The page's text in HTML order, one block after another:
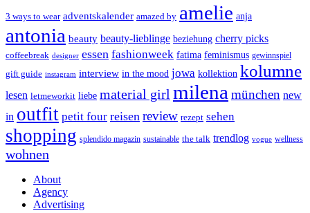
3 ways to wear adventskalender amazed by amelie anja
antonia beauty beauty-lieblinge beziehung cherry picks
coffeebreak designer essen fashionweek fatima feminismus gewinnspiel
gift guide instagram interview in the mood jowa kollektion kolumne
lesen letmeworkit liebe material girl milena münchen new
in outfit petit four reisen review rezept sehen
shopping splendido magazin sustainable the talk trendlog vogue wellness
wohnen
About
Agency
Advertising